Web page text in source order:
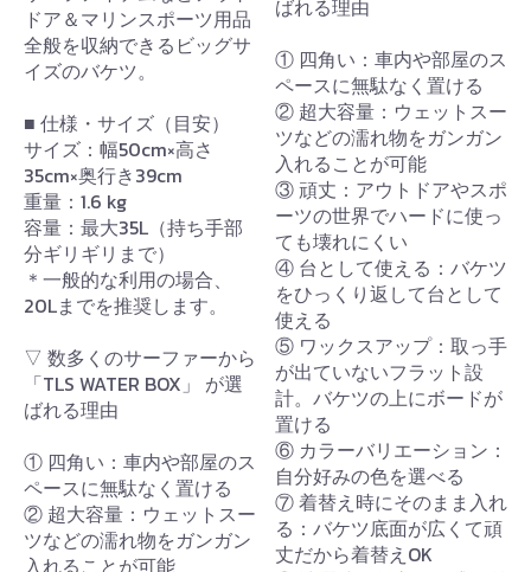
ドア＆マリンスポーツ用品
全般を収納できるビッグサ
イズのバケツ。
■ 仕様・サイズ（目安）
サイズ：幅50cm×高さ
35cm×奥行き39cm
重量：1.6 kg
容量：最大35L（持ち手部
分ギリギリまで）
＊一般的な利用の場合、
20Lまでを推奨します。
▽ 数多くのサーファーから
「TLS WATER BOX」 が選
ばれる理由
① 四角い：車内や部屋のス
ペースに無駄なく置ける
② 超大容量：ウェットスー
ツなどの濡れ物をガンガン
入れることが可能
ばれる理由
① 四角い：車内や部屋のス
ペースに無駄なく置ける
② 超大容量：ウェットスー
ツなどの濡れ物をガンガン
入れることが可能
③ 頑丈：アウトドアやスポ
ーツの世界でハードに使っ
ても壊れにくい
④ 台として使える：バケツ
をひっくり返して台として
使える
⑤ ワックスアップ：取っ手
が出ていないフラット設
計。バケツの上にボードが
置ける
⑥ カラーバリエーション：
自分好みの色を選べる
⑦ 着替え時にそのまま入れ
る：バケツ底面が広くて頑
丈だから着替えOK